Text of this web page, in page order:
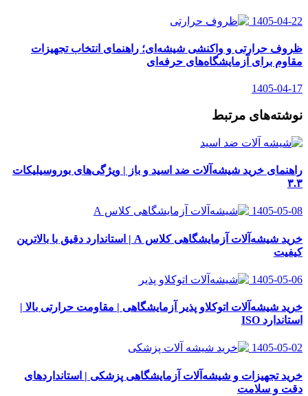
1405-04-22
ظروف حرارتی و واکنشی شیشه‌ای؛ راهنمای انتخاب تجهیزات
مقاوم برای آزمایشگاه‌های حرفه‌ای
1405-04-17
نوشته‌های مرتبط
راهنمای خرید شیشه‌آلات ضد اسید و باز | ویژگی‌های بوروسیلیکات
۳.۳
1405-05-08
خرید شیشه‌آلات آزمایشگاهی کلاس A | استاندارد دقیق با بالاترین
کیفیت
1405-05-06
خرید شیشه‌آلات اتوکلاو پذیر آزمایشگاهی | مقاومت حرارتی بالا |
استاندارد ISO
1405-05-02
خرید تجهیزات و شیشه‌آلات آزمایشگاهی پزشکی | استانداردهای
دقت و سلامت